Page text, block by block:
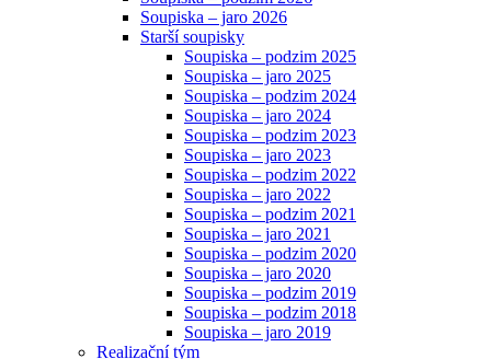
Soupiska – jaro 2026
Starší soupisky
Soupiska – podzim 2025
Soupiska – jaro 2025
Soupiska – podzim 2024
Soupiska – jaro 2024
Soupiska – podzim 2023
Soupiska – jaro 2023
Soupiska – podzim 2022
Soupiska – jaro 2022
Soupiska – podzim 2021
Soupiska – jaro 2021
Soupiska – podzim 2020
Soupiska – jaro 2020
Soupiska – podzim 2019
Soupiska – podzim 2018
Soupiska – jaro 2019
Realizační tým